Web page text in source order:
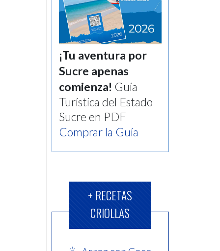
¡Tu aventura por
Sucre apenas
comienza! Guía
Turística del Estado
Sucre en PDF
Comprar la Guía
+ RECETAS
CRIOLLAS